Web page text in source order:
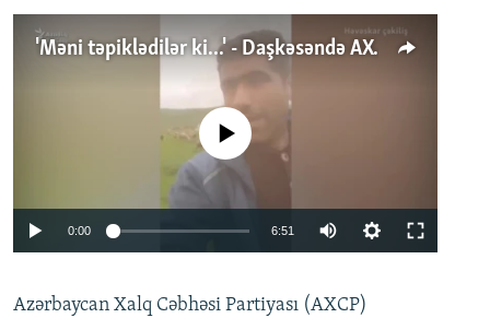
'Məni təpiklədilər ki...' - Daşkəsəndə AXCP fəalının yaxınları onun həbsinə etiraz edirlər
No media source currently available
0:00 6:51
360p
Azərbaycan Xalq Cəbhəsi Partiyası (AXCP)